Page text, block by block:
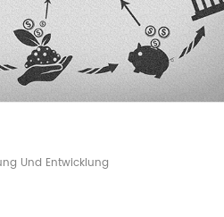
Und Entwicklung